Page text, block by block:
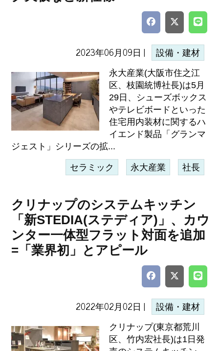
2023年06月09日 | 設備・建材
永大産業(大阪市住之江
区、枝園統博社長)は5月
29日、シューズボックス
やテレビボードといった
住宅用内装材に関するハ
イエンド製品「グランマ
ジェスト」シリーズの拡...
セラミック 永大産業 社長
クリナップのシステムキッチン
「新STEDIA(ステディア)」、カウ
ンター一体型フラット対面を追加
=「業界初」とアピール
2022年02月02日 | 設備・建材
クリナップ(東京都荒川
区、竹内宏社長)は1日発